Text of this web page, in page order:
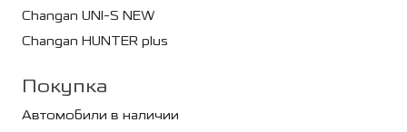
Changan UNI-S NEW
Changan HUNTER plus
Покупка
Автомобили в наличии